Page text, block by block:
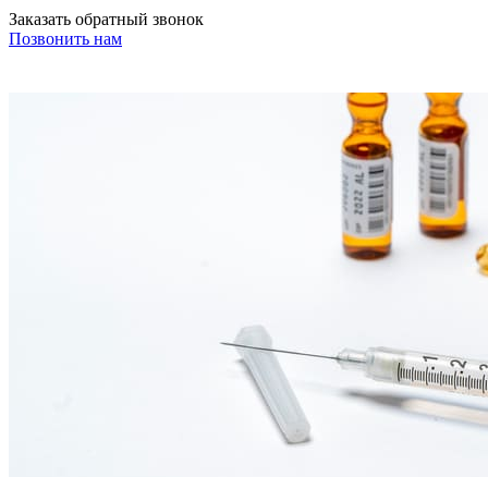
Заказать обратный звонок
Позвонить нам